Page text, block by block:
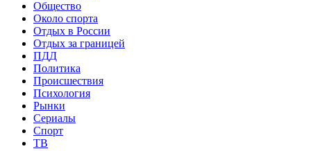
Общество
Около спорта
Отдых в России
Отдых за границей
ПДД
Политика
Происшествия
Психология
Рынки
Сериалы
Спорт
ТВ